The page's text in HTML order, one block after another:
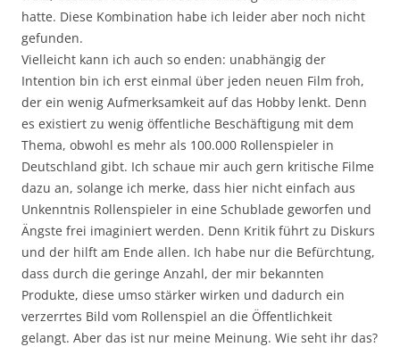
hatte. Diese Kombination habe ich leider aber noch nicht
gefunden.
Vielleicht kann ich auch so enden: unabhängig der
Intention bin ich erst einmal über jeden neuen Film froh,
der ein wenig Aufmerksamkeit auf das Hobby lenkt. Denn
es existiert zu wenig öffentliche Beschäftigung mit dem
Thema, obwohl es mehr als 100.000 Rollenspieler in
Deutschland gibt. Ich schaue mir auch gern kritische Filme
dazu an, solange ich merke, dass hier nicht einfach aus
Unkenntnis Rollenspieler in eine Schublade geworfen und
Ängste frei imaginiert werden. Denn Kritik führt zu Diskurs
und der hilft am Ende allen. Ich habe nur die Befürchtung,
dass durch die geringe Anzahl, der mir bekannten
Produkte, diese umso stärker wirken und dadurch ein
verzerrtes Bild vom Rollenspiel an die Öffentlichkeit
gelangt. Aber das ist nur meine Meinung. Wie seht ihr das?